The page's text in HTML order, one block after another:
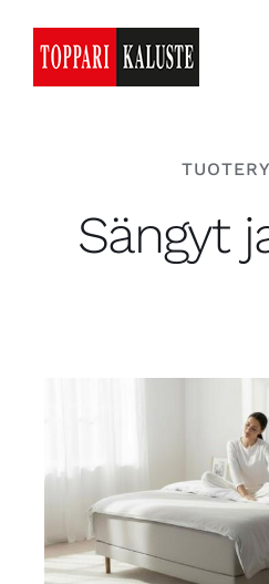
content
Sängyt